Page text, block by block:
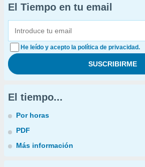
El Tiempo en tu email
He leído y acepto la política de privacidad.
El tiempo...
Por horas
PDF
Más información